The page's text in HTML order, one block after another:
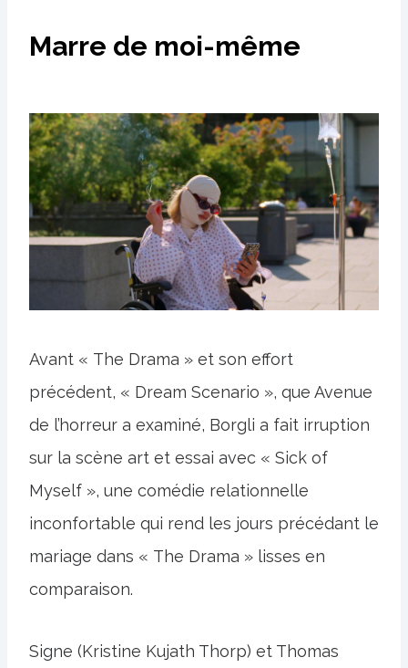
Marre de moi-même
Avant « The Drama » et son effort
précédent, « Dream Scenario », que Avenue
de l’horreur a examiné, Borgli a fait irruption
sur la scène art et essai avec « Sick of
Myself », une comédie relationnelle
inconfortable qui rend les jours précédant le
mariage dans « The Drama » lisses en
comparaison.
Signe (Kristine Kujath Thorp) et Thomas